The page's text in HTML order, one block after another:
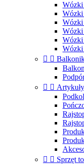
Wózki
Wózki
Wózki
Wózki
Wózki
 
 
  Sprzęt